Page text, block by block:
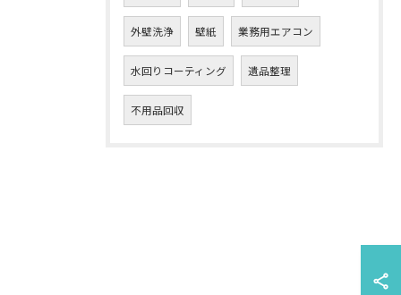
外壁洗浄 壁紙 業務用エアコン
水回りコーティング 遺品整理
不用品回収